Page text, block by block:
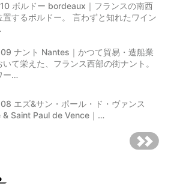
ボルドー bordeaux｜フランスの南西
置するボルドー。 言わずと知れたワイン
ナント Nantes｜かつて貿易・造船業
いて栄えた、フランス西部の街ナント。
ー…
エズ&サン・ポール・ド・ヴァンス
& Saint Paul de Vence｜…